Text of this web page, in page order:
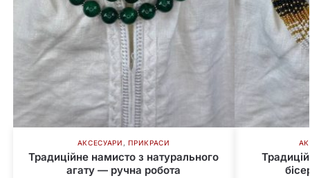
АКСЕСУАРИ , ПРИКРАСИ
Традиційне намисто з натурального
агату — ручна робота